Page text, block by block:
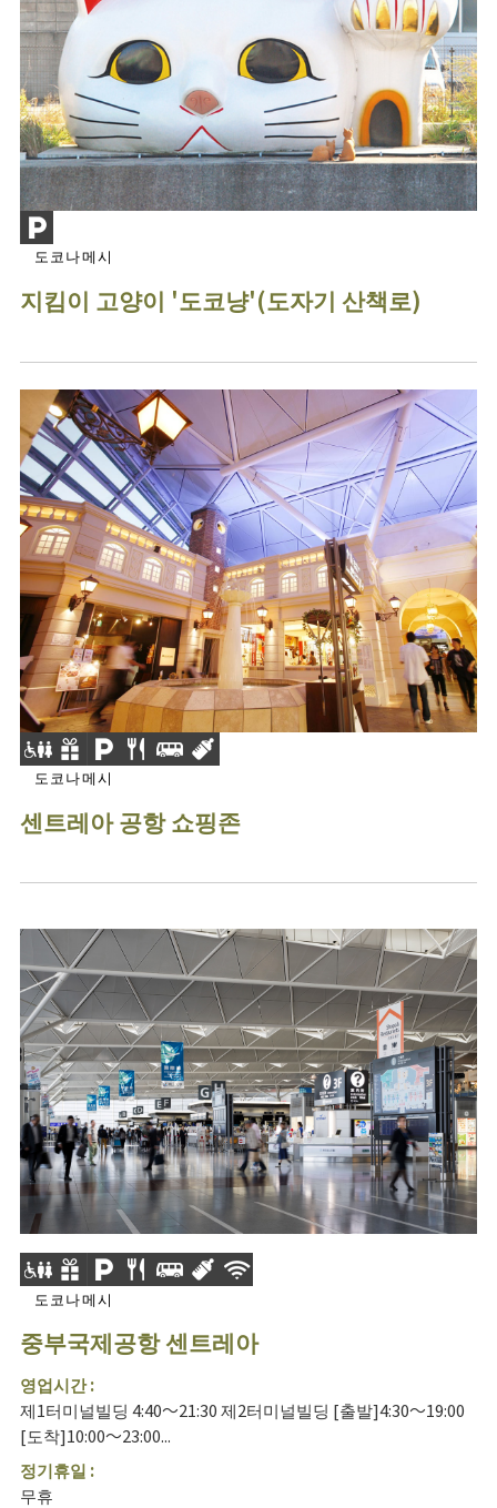
도코나메시
지킴이 고양이 '도코냥'(도자기 산책로)
도코나메시
센트레아 공항 쇼핑존
도코나메시
중부국제공항 센트레아
영업시간 :
제1터미널빌딩 4:40～21:30 제2터미널빌딩 [출발]4:30～19:00
[도착]10:00～23:00...
정기휴일 :
무휴